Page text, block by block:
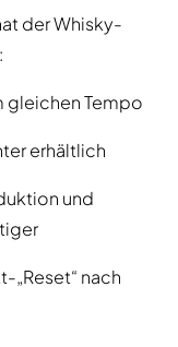
der Whisky-
gleichen Tempo
erhältlich
und
„Reset“ nach